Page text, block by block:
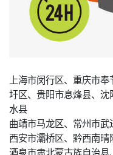
上海市闵行区、重庆市
圩区、贵阳市息烽县、
水县
曲靖市马龙区、常州市武
西安市灞桥区、黔西南
酒泉市肃北蒙古族自治县